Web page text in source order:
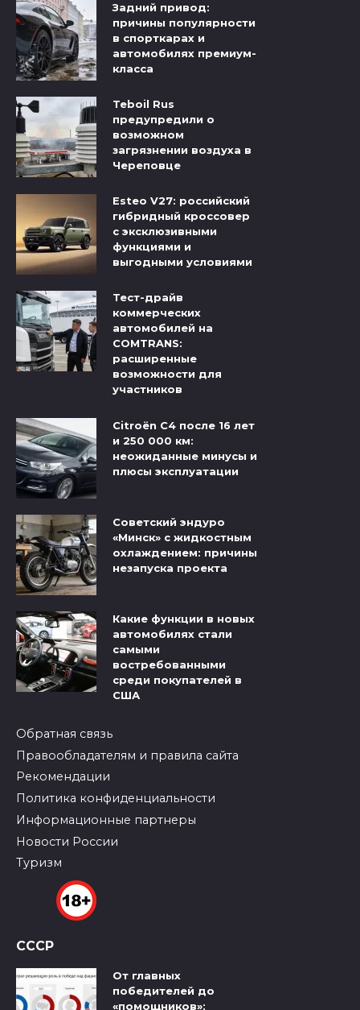
Задний привод:
причины популярности
в спорткарах и
автомобилях премиум-
класса
Teboil Rus
предупредили о
возможном
загрязнении воздуха в
Череповце
Esteo V27: российский
гибридный кроссовер
с эксклюзивными
функциями и
выгодными условиями
Тест-драйв
коммерческих
автомобилей на
COMTRANS:
расширенные
возможности для
участников
Citroёn C4 после 16 лет
и 250 000 км:
неожиданные минусы и
плюсы эксплуатации
Советский эндуро
«Минск» с жидкостным
охлаждением: причины
незапуска проекта
Какие функции в новых
автомобилях стали
самыми
востребованными
среди покупателей в
США
Обратная связь
Правообладателям и правила сайта
Рекомендации
Политика конфиденциальности
Информационные партнеры
Новости России
Туризм
СССР
От главных
победителей до
«помощников»: